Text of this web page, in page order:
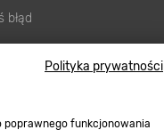
Polityka prywatności
poprawnego funkcjonowania
błąd
obowiązek zapewnienia
Brico PRO